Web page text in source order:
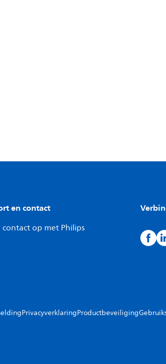
en contact
contact op met Philips
PrivacyverklaringProductbeveiliging